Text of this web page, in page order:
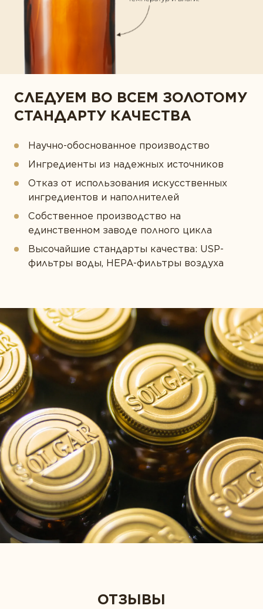
СЛЕДУЕМ ВО ВСЕМ ЗОЛОТОМУ
СТАНДАРТУ КАЧЕСТВА
Научно-обоснованное производство
Ингредиенты из надежных источников
Отказ от использования искусственных
ингредиентов и наполнителей
Собственное производство на
единственном заводе полного цикла
Высочайшие стандарты качества: USP-
фильтры воды, HEPA-фильтры воздуха
ОТЗЫВЫ